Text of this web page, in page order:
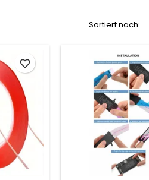
Sortiert nach:
favorite_border